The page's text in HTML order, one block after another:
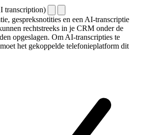
transcription)
gespreksnotities en een AI-transcriptie
rechtstreeks in je CRM onder de
opgeslagen. Om AI-transcripties te
het gekoppelde telefonieplatform dit